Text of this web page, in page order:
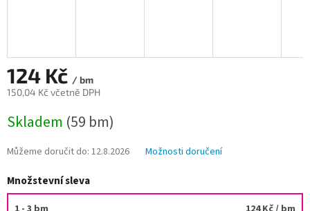
124 Kč / bm
150,04 Kč včetně DPH
cena:
Skladem (59 bm)
Můžeme doručit do: 12.8.2026 Možnosti doručení
Množstevní sleva